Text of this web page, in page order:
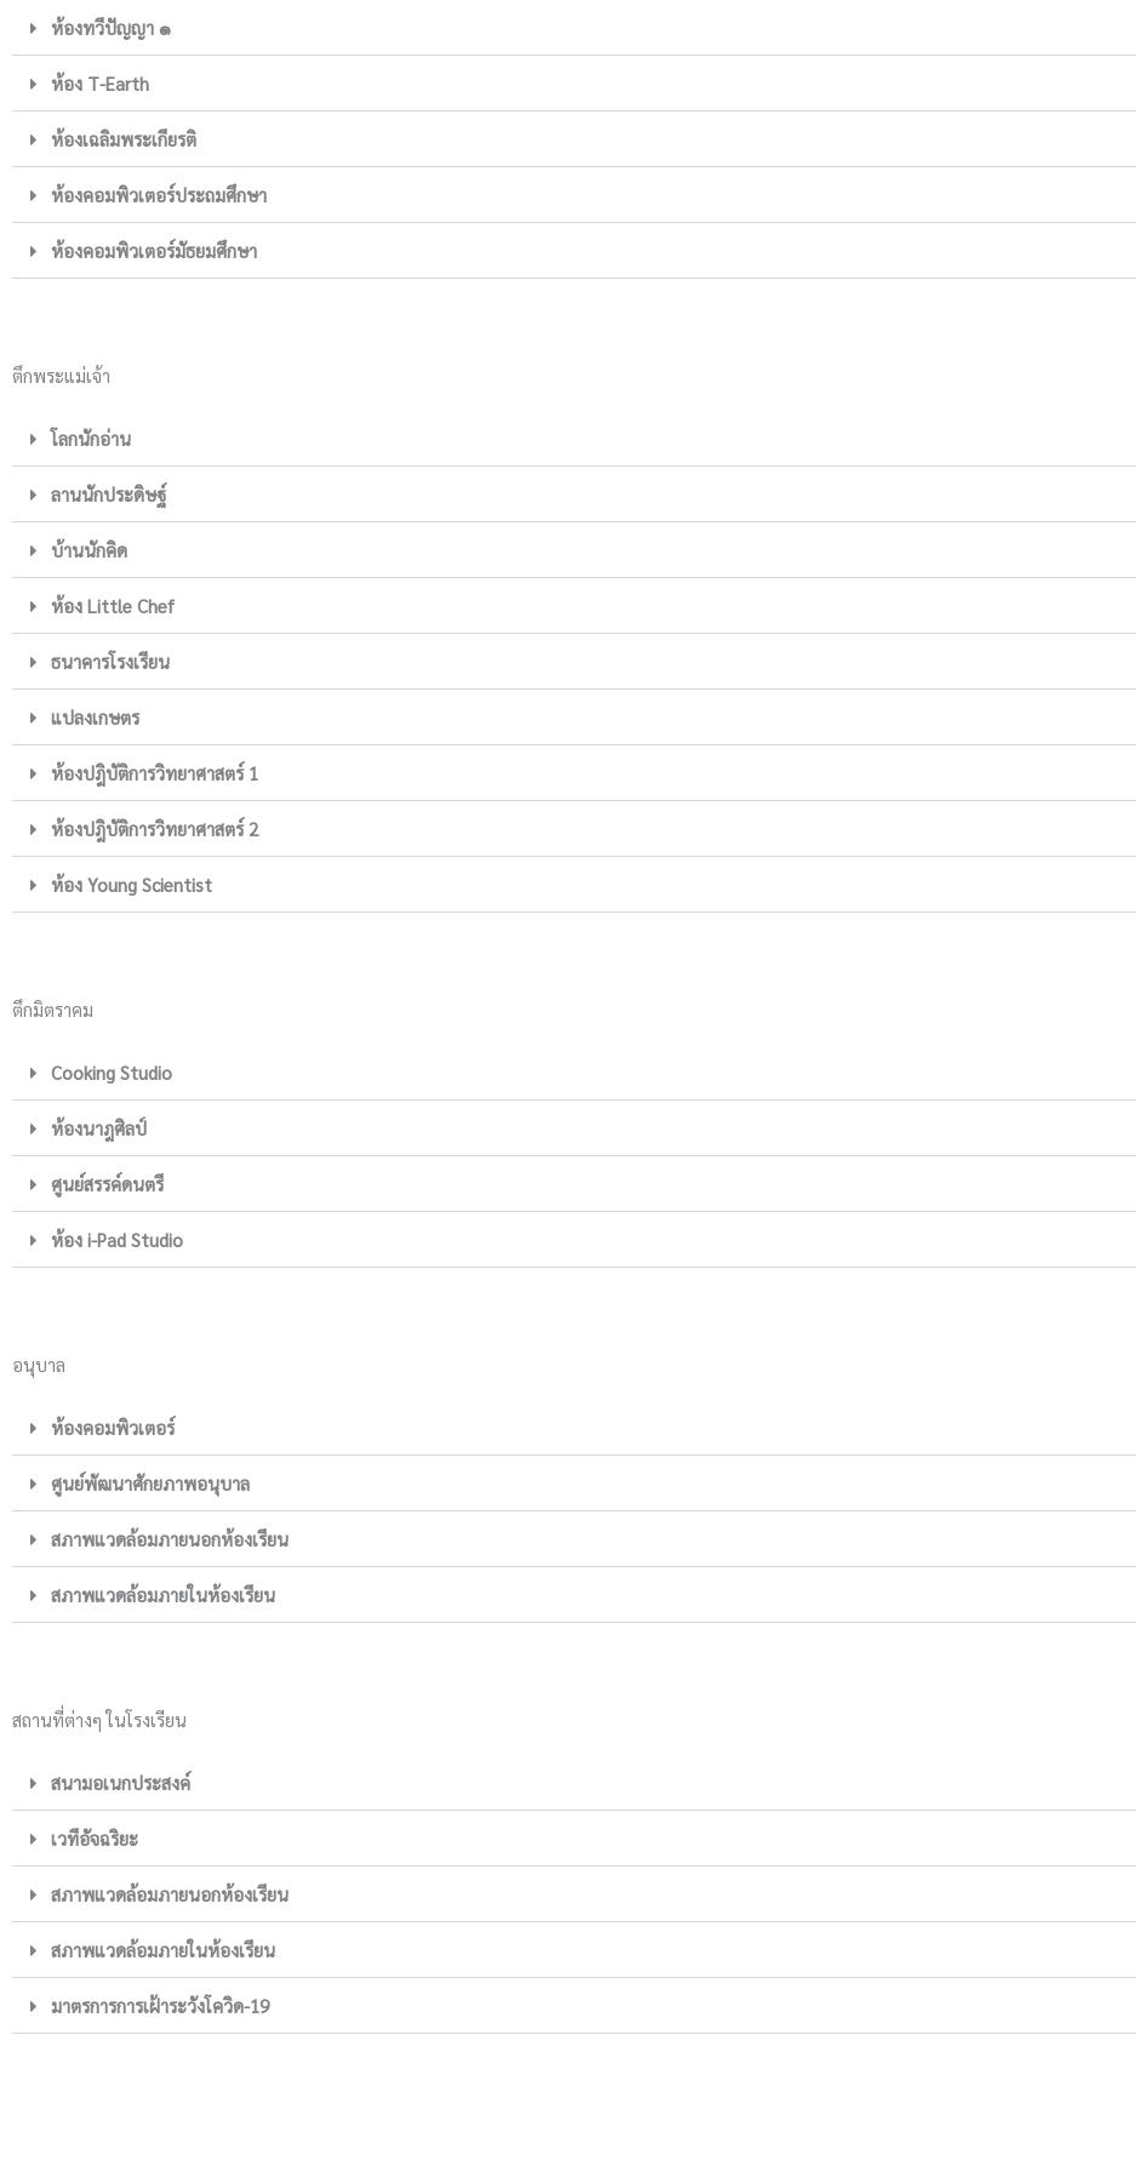
ห้องทวีปัญญา ๑
ห้อง T-Earth
ห้องเฉลิมพระเกียรติ
ห้องคอมพิวเตอร์ประถมศึกษา
ห้องคอมพิวเตอร์มัธยมศึกษา
ตึกพระแม่เจ้า
โลกนักอ่าน
ลานนักประดิษฐ์
บ้านนักคิด
ห้อง Little Chef
ธนาคารโรงเรียน
แปลงเกษตร
ห้องปฎิบัติการวิทยาศาสตร์ 1
ห้องปฎิบัติการวิทยาศาสตร์ 2
ห้อง Young Scientist
ตึกมิตราคม
Cooking Studio
ห้องนาฎศิลป์
ศูนย์สรรค์ดนตรี
ห้อง i-Pad Studio
อนุบาล
ห้องคอมพิวเตอร์
ศูนย์พัฒนาศักยภาพอนุบาล
สภาพแวดล้อมภายนอกห้องเรียน
สภาพแวดล้อมภายในห้องเรียน
สถานที่ต่างๆ ในโรงเรียน
สนามอเนกประสงค์
เวทีอัจฉริยะ
สภาพแวดล้อมภายนอกห้องเรียน
สภาพแวดล้อมภายในห้องเรียน
มาตรการการเฝ้าระวังโควิด-19